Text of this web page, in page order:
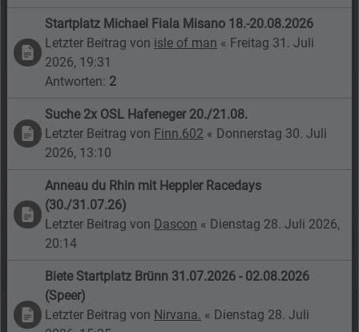
Startplatz Michael Fiala Misano 18.-20.08.2026
Letzter Beitrag von isle of man « Freitag 31. Juli
2026, 19:31
Antworten: 2
Suche 2x OSL Hafeneger 20./21.08.
Letzter Beitrag von Finn.602 « Donnerstag 30. Juli
2026, 13:10
Anneau du Rhin mit Heppler Racedays
(30./31.07.26)
Letzter Beitrag von Dascon « Dienstag 28. Juli 2026,
20:14
Biete Startplatz Brünn 31.07.2026 - 02.08.2026
(Speer)
Letzter Beitrag von Nirvana. « Dienstag 28. Juli